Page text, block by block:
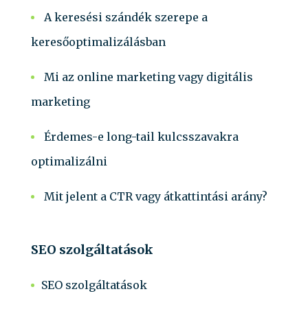
A keresési szándék szerepe a
keresőoptimalizálásban
Mi az online marketing vagy digitális
marketing
Érdemes-e long-tail kulcsszavakra
optimalizálni
Mit jelent a CTR vagy átkattintási arány?
SEO szolgáltatások
SEO szolgáltatások